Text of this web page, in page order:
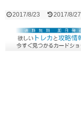
2017/8/23 2017/8/27